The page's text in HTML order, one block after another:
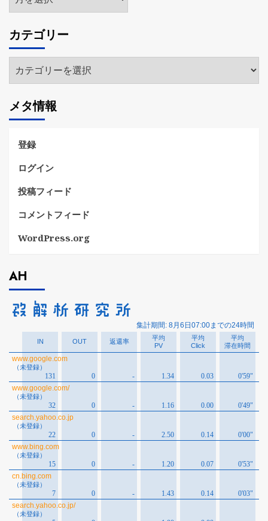
ー
イ
ブ
カテゴリー
テ
リ
ー
メタ情報
登録
ログイン
投稿フィード
コメントフィード
WordPress.org
AH